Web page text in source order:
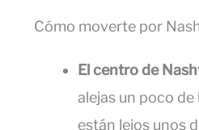
Cómo moverte por
El centro de
alejas un poco de
están lejos unos